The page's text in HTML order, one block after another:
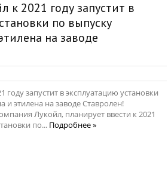
к 2021 году запустит в
по выпуску
на заводе
запустит в эксплуатацию установки
и этилена на заводе Ставролен!
Лукойл, планирует ввести к 2021
по... Подробнее »